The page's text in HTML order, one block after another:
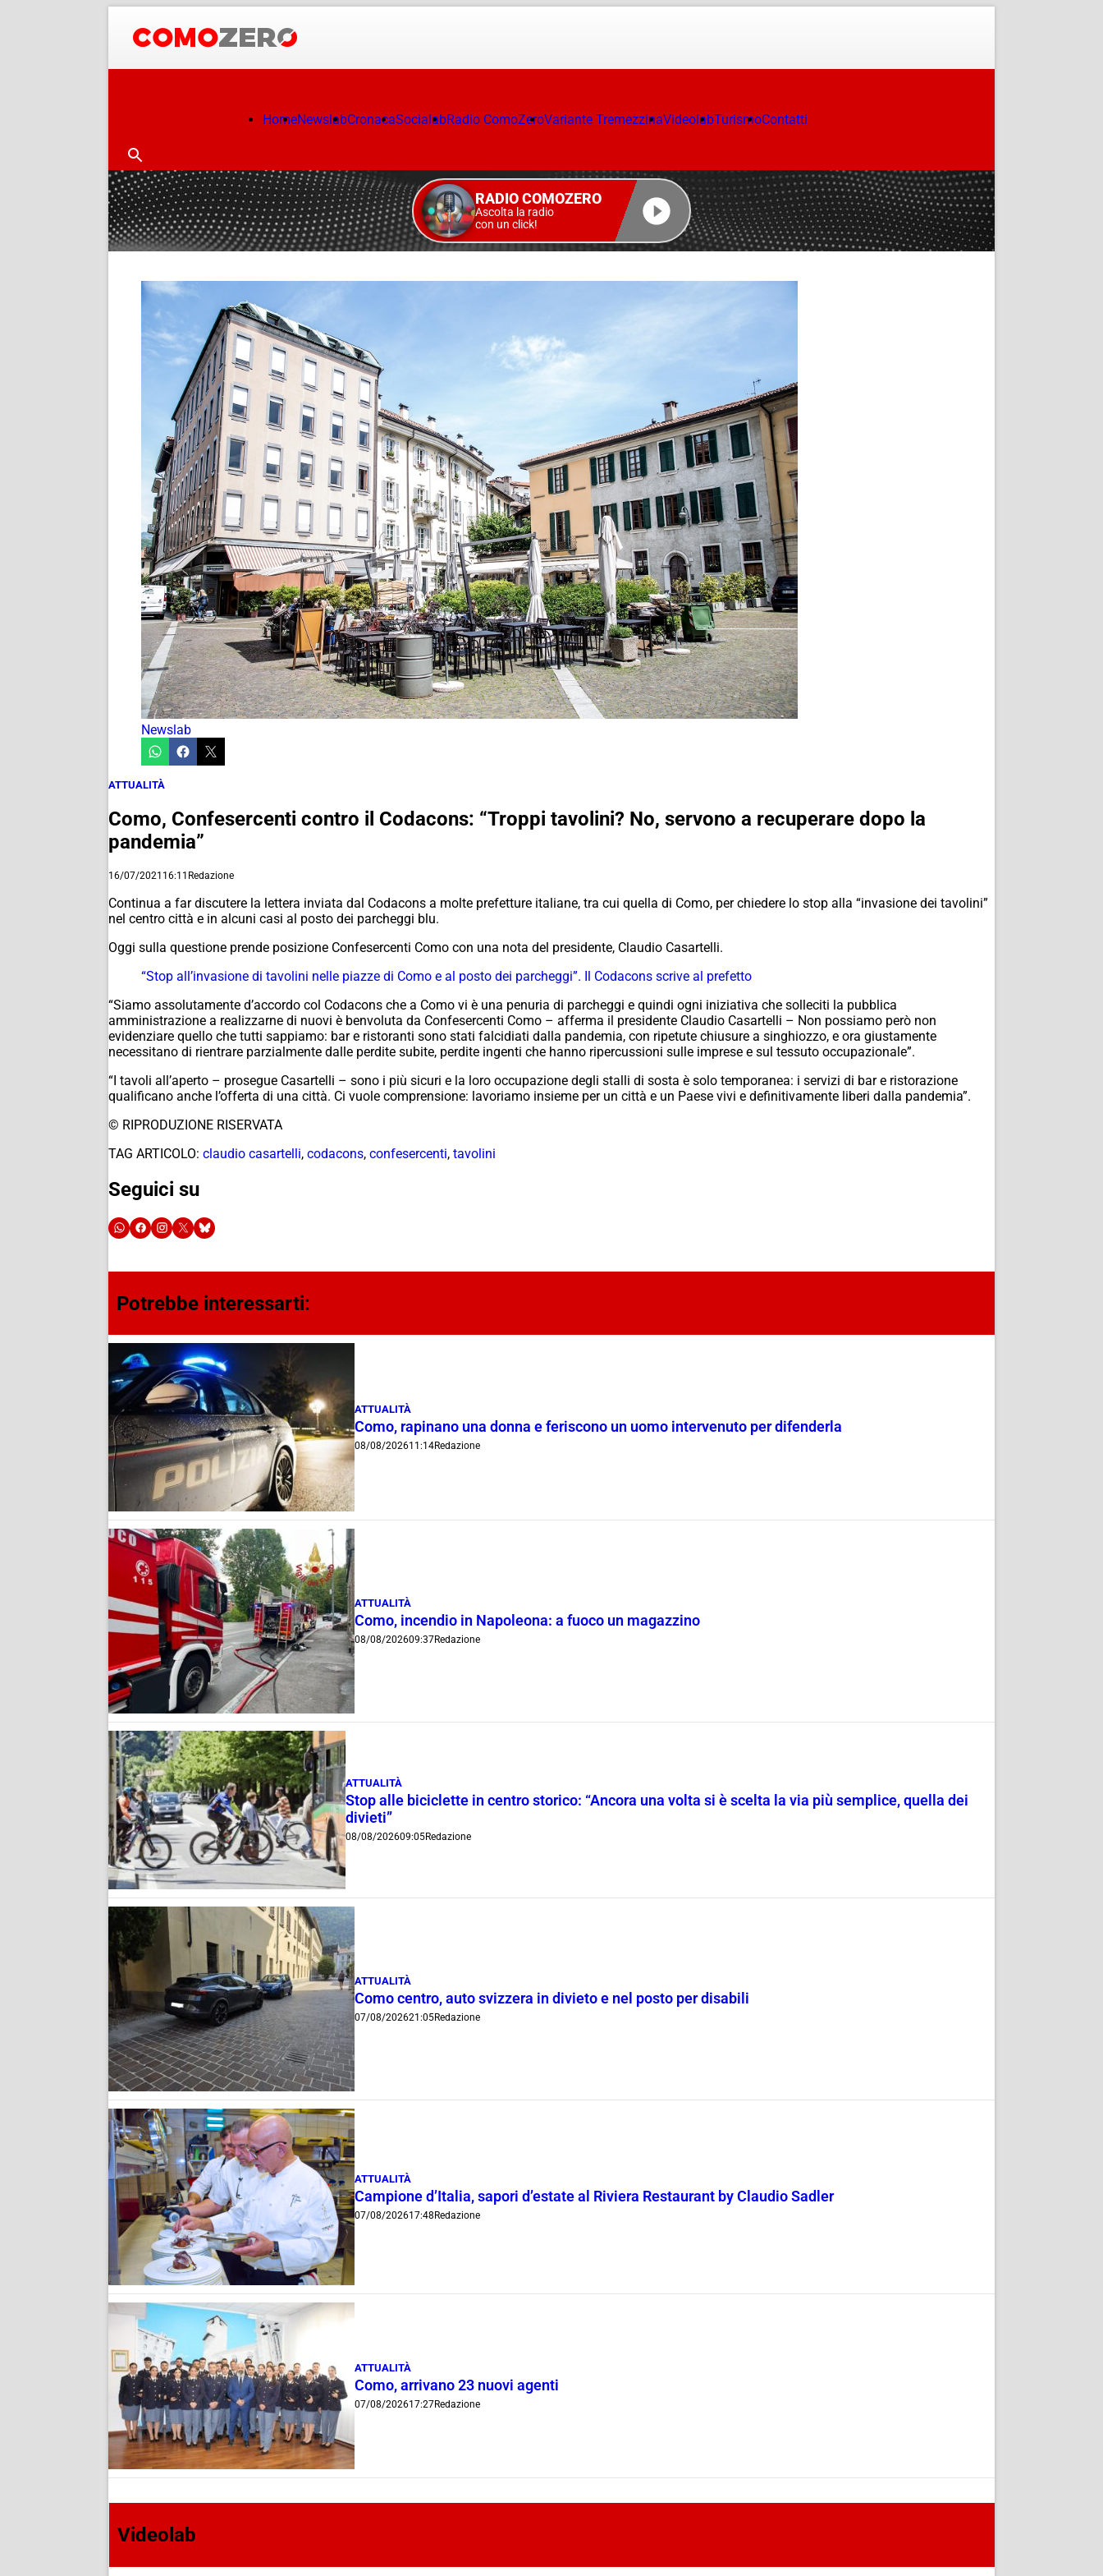
HomeNewslabCronacaSocialabRadio ComoZeroVariante TremezzinaVideolabTurismoContatti
RADIO COMOZERO
Ascolta la radio
con un click!
Newslab
ATTUALITÀ
Como, Confesercenti contro il Codacons: “Troppi tavolini? No, servono a recuperare dopo la
pandemia”
16/07/2021 16:11 Redazione
Continua a far discutere la lettera inviata dal Codacons a molte prefetture italiane, tra cui quella di Como, per chiedere lo stop alla “invasione dei tavolini”
nel centro città e in alcuni casi al posto dei parcheggi blu.
Oggi sulla questione prende posizione Confesercenti Como con una nota del presidente, Claudio Casartelli.
“Stop all’invasione di tavolini nelle piazze di Como e al posto dei parcheggi”. Il Codacons scrive al prefetto
“Siamo assolutamente d’accordo col Codacons che a Como vi è una penuria di parcheggi e quindi ogni iniziativa che solleciti la pubblica
amministrazione a realizzarne di nuovi è benvoluta da Confesercenti Como – afferma il presidente Claudio Casartelli – Non possiamo però non
evidenziare quello che tutti sappiamo: bar e ristoranti sono stati falcidiati dalla pandemia, con ripetute chiusure a singhiozzo, e ora giustamente
necessitano di rientrare parzialmente dalle perdite subite, perdite ingenti che hanno ripercussioni sulle imprese e sul tessuto occupazionale”.
“I tavoli all’aperto – prosegue Casartelli – sono i più sicuri e la loro occupazione degli stalli di sosta è solo temporanea: i servizi di bar e ristorazione
qualificano anche l’offerta di una città. Ci vuole comprensione: lavoriamo insieme per un città e un Paese vivi e definitivamente liberi dalla pandemia”.
© RIPRODUZIONE RISERVATA
TAG ARTICOLO: claudio casartelli, codacons, confesercenti, tavolini
Seguici su
Potrebbe interessarti:
ATTUALITÀ
Como, rapinano una donna e feriscono un uomo intervenuto per difenderla
08/08/202611:14Redazione
ATTUALITÀ
Como, incendio in Napoleona: a fuoco un magazzino
08/08/202609:37Redazione
ATTUALITÀ
Stop alle biciclette in centro storico: “Ancora una volta si è scelta la via più semplice, quella dei
divieti”
08/08/202609:05Redazione
ATTUALITÀ
Como centro, auto svizzera in divieto e nel posto per disabili
07/08/202621:05Redazione
ATTUALITÀ
Campione d’Italia, sapori d’estate al Riviera Restaurant by Claudio Sadler
07/08/202617:48Redazione
ATTUALITÀ
Como, arrivano 23 nuovi agenti
07/08/202617:27Redazione
Videolab